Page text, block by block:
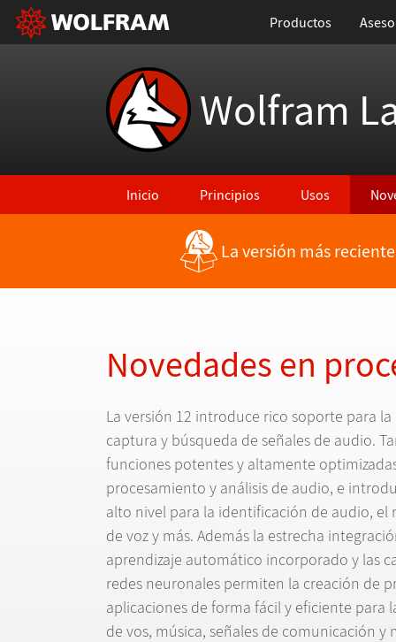
Productos
Wolfram
Inicio Principios Usos
Regresar a Características más recientes
La versión más
Novedades en
La versión 12 introduce rico soporte para la
captura y búsqueda de señales de audio.
funciones potentes y altamente
procesamiento y análisis de audio, e
alto nivel para la identificación de audio, el
de voz y más. Además la estrecha integració
aprendizaje automático incorporado y las
redes neuronales permiten la creación de
aplicaciones de forma fácil y eficiente para
de vos, música, señales de comunicación y